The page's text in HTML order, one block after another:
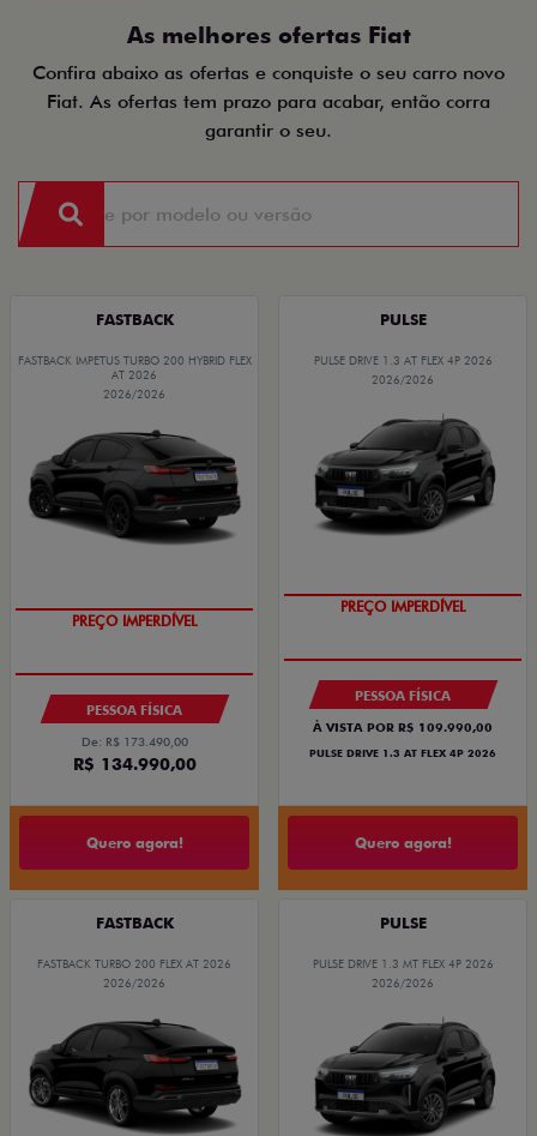
As melhores ofertas Fiat
Confira abaixo as ofertas e conquiste o seu carro novo
Fiat. As ofertas tem prazo para acabar, então corra
garantir o seu.
FASTBACK
FASTBACK IMPETUS TURBO 200 HYBRID FLEX
AT 2026
2026/2026
PREÇO IMPERDÍVEL
PESSOA FÍSICA
De: R$ 173.490,00
R$ 134.990,00
Quero agora!
PULSE
PULSE DRIVE 1.3 AT FLEX 4P 2026
2026/2026
PREÇO IMPERDÍVEL
PESSOA FÍSICA
À VISTA POR R$ 109.990,00
PULSE DRIVE 1.3 AT FLEX 4P 2026
Quero agora!
FASTBACK
FASTBACK TURBO 200 FLEX AT 2026
2026/2026
PULSE
PULSE DRIVE 1.3 MT FLEX 4P 2026
2026/2026